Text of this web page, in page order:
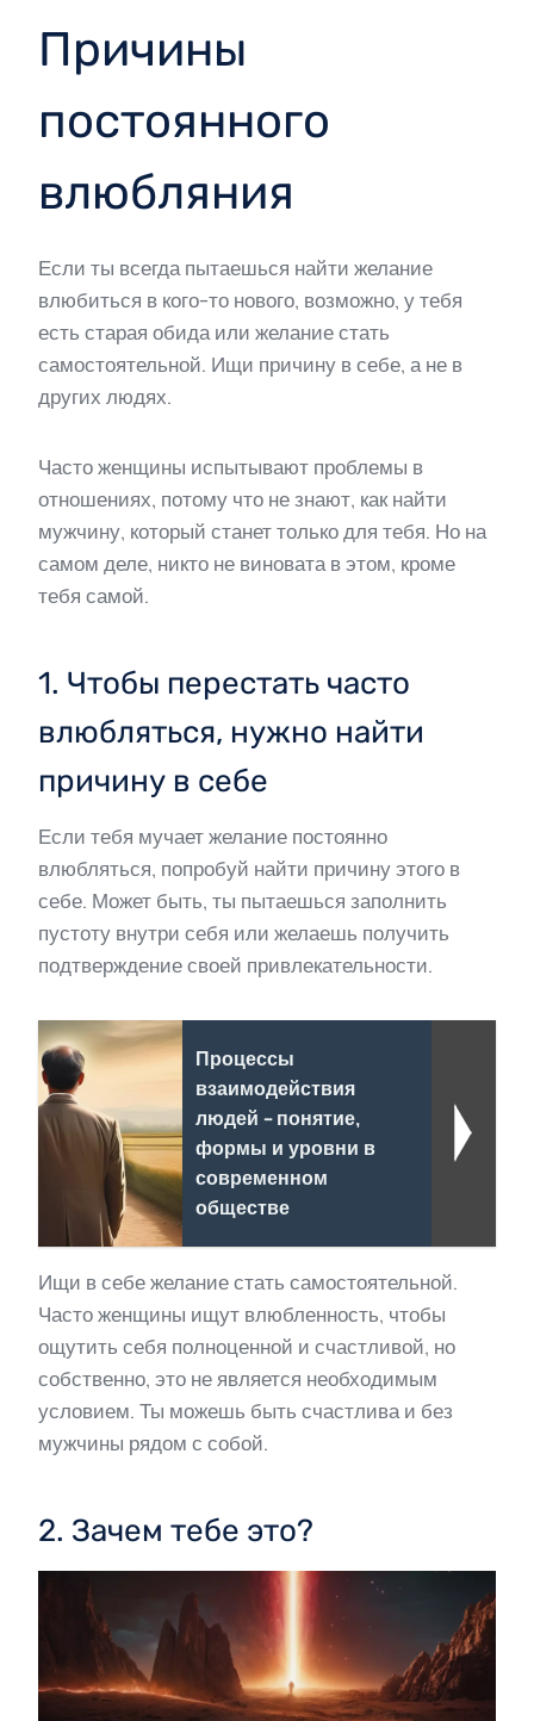
Причины
постоянного
влюбляния
Если ты всегда пытаешься найти желание
влюбиться в кого-то нового, возможно, у тебя
есть старая обида или желание стать
самостоятельной. Ищи причину в себе, а не в
других людях.
Часто женщины испытывают проблемы в
отношениях, потому что не знают, как найти
мужчину, который станет только для тебя. Но на
самом деле, никто не виновата в этом, кроме
тебя самой.
1. Чтобы перестать часто
влюбляться, нужно найти
причину в себе
Если тебя мучает желание постоянно
влюбляться, попробуй найти причину этого в
себе. Может быть, ты пытаешься заполнить
пустоту внутри себя или желаешь получить
подтверждение своей привлекательности.
Процессы
взаимодействия
людей - понятие,
формы и уровни в
современном
обществе
Ищи в себе желание стать самостоятельной.
Часто женщины ищут влюбленность, чтобы
ощутить себя полноценной и счастливой, но
собственно, это не является необходимым
условием. Ты можешь быть счастлива и без
мужчины рядом с собой.
2. Зачем тебе это?